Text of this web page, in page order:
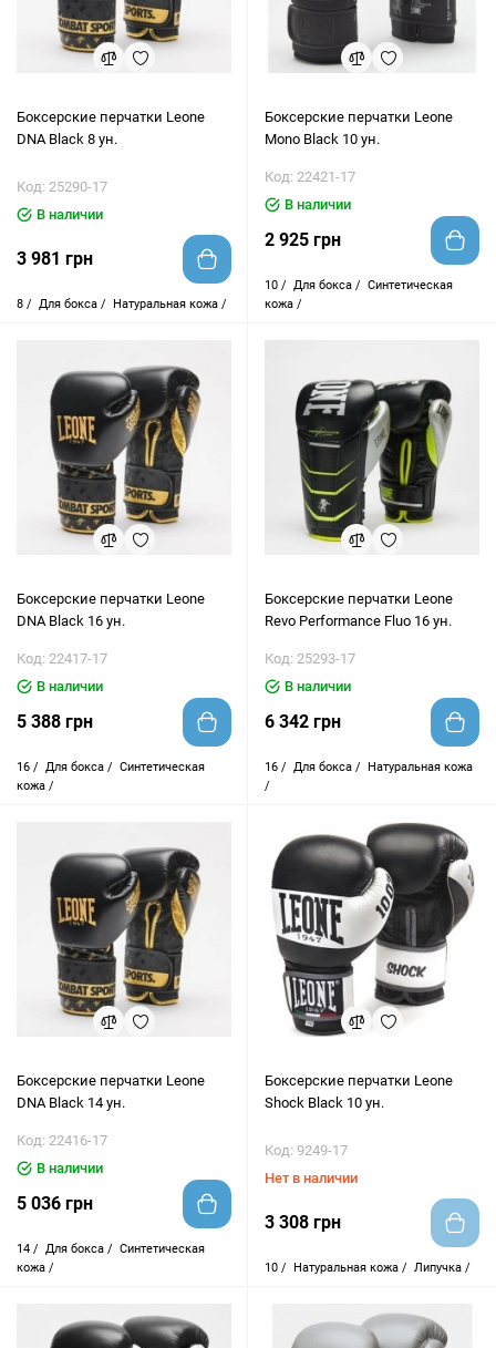
Боксерские перчатки Leone
DNA Black 8 ун.
Код: 25290-17
В наличии
3 981 грн
8 / Для бокса / Натуральная кожа /
Боксерские перчатки Leone
Mono Black 10 ун.
Код: 22421-17
В наличии
2 925 грн
10 / Для бокса / Синтетическая
кожа /
Боксерские перчатки Leone
DNA Black 16 ун.
Код: 22417-17
В наличии
5 388 грн
16 / Для бокса / Синтетическая
кожа /
Боксерские перчатки Leone
Revo Performance Fluo 16 ун.
Код: 25293-17
В наличии
6 342 грн
16 / Для бокса / Натуральная кожа
/
Боксерские перчатки Leone
DNA Black 14 ун.
Код: 22416-17
В наличии
5 036 грн
14 / Для бокса / Синтетическая
кожа /
Боксерские перчатки Leone
Shock Black 10 ун.
Код: 9249-17
Нет в наличии
3 308 грн
10 / Натуральная кожа / Липучка /